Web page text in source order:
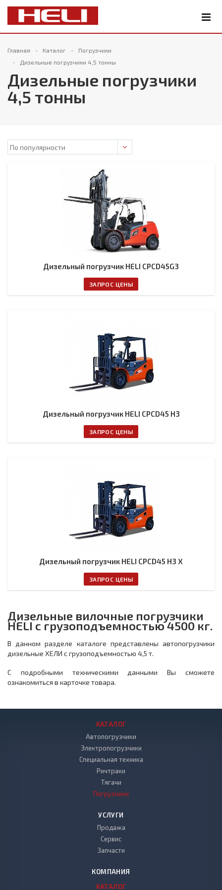
Главная Каталог
Погрузчики
Дизельные погрузчики 4,5 тонны
Дизельные погрузчики
4,5 тонны
Дизельный погрузчик HELI CPCD45G3
ЗАПРОС ЦЕНЫ
Дизельный погрузчик HELI CPCD45 H3
ЗАПРОС ЦЕНЫ
Дизельный погрузчик HELI CPCD45 H3 X
ЗАПРОС ЦЕНЫ
Дизельные вилочные погрузчики
HELI с грузоподъемностью 4500 кг.
В данном разделе каталоге представлены автопогрузчики
дизельные ХЕЛИ с грузоподъемностью 4,5 т.
С подробными техническими данными Вы сможете
ознакомиться в карточке товара.
КАТАЛОГ
Автопогрузчики
Электропогрузчики
Специальная техника
Ричтраки
Тягачи
Погрузчики
УСЛУГИ
Продажа
Сервис
Запчасти
КОМПАНИЯ
КАТАЛОГ